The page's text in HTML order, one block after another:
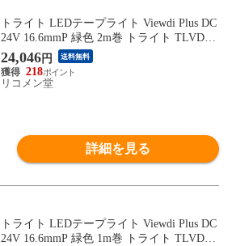
トライト LEDテープライト Viewdi Plus DC
24V 16.6mmP 緑色 2m巻 トライト TLVDG2
16.6P2 工事 照明用品 作業灯 照明用品 照明
器具【送料無料】
24,046円 送料無料
218
リコメン堂
詳細を見る
トライト LEDテープライト Viewdi Plus DC
24V 16.6mmP 緑色 1m巻 トライト TLVDG2